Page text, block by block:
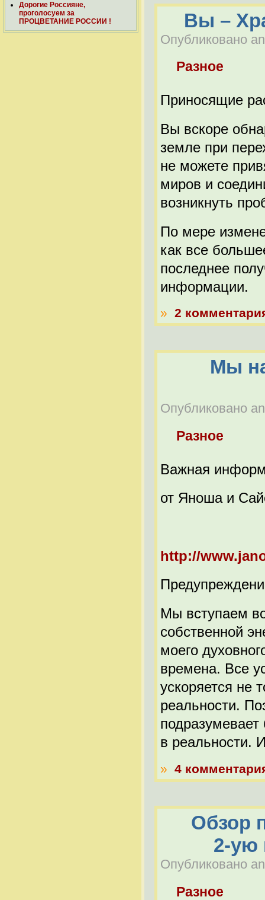
Дорогие Россияне,
проголосуем за
ПРОЦВЕТАНИЕ РОССИИ !
Bы –
Опубликовано
Разное
Приносящие
Вы вскоре
земле при
не можете
миров и
возникнуть
По мере
как все
последнее
информации.
» 2
Мы
Опубликовано
Разное
Важная
от Яноша и
http://
Мы вступаем
собственной
моего
времена. Все
ускоряется не
реальности.
в реальности.
» 4
Обзор
2-ую
Опубликовано
Разное